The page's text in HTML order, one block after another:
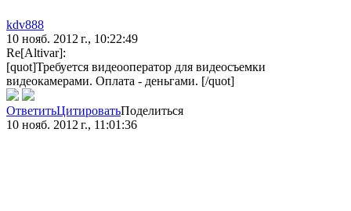
kdv888
10 нояб. 2012 г., 10:22:49
Re[Altivar]:
[quot]Требуется видеооператор для видеосъемки
видеокамерами. Оплата - деньгами. [/quot]
ОтветитьЦитироватьПоделиться
10 нояб. 2012 г., 11:01:36